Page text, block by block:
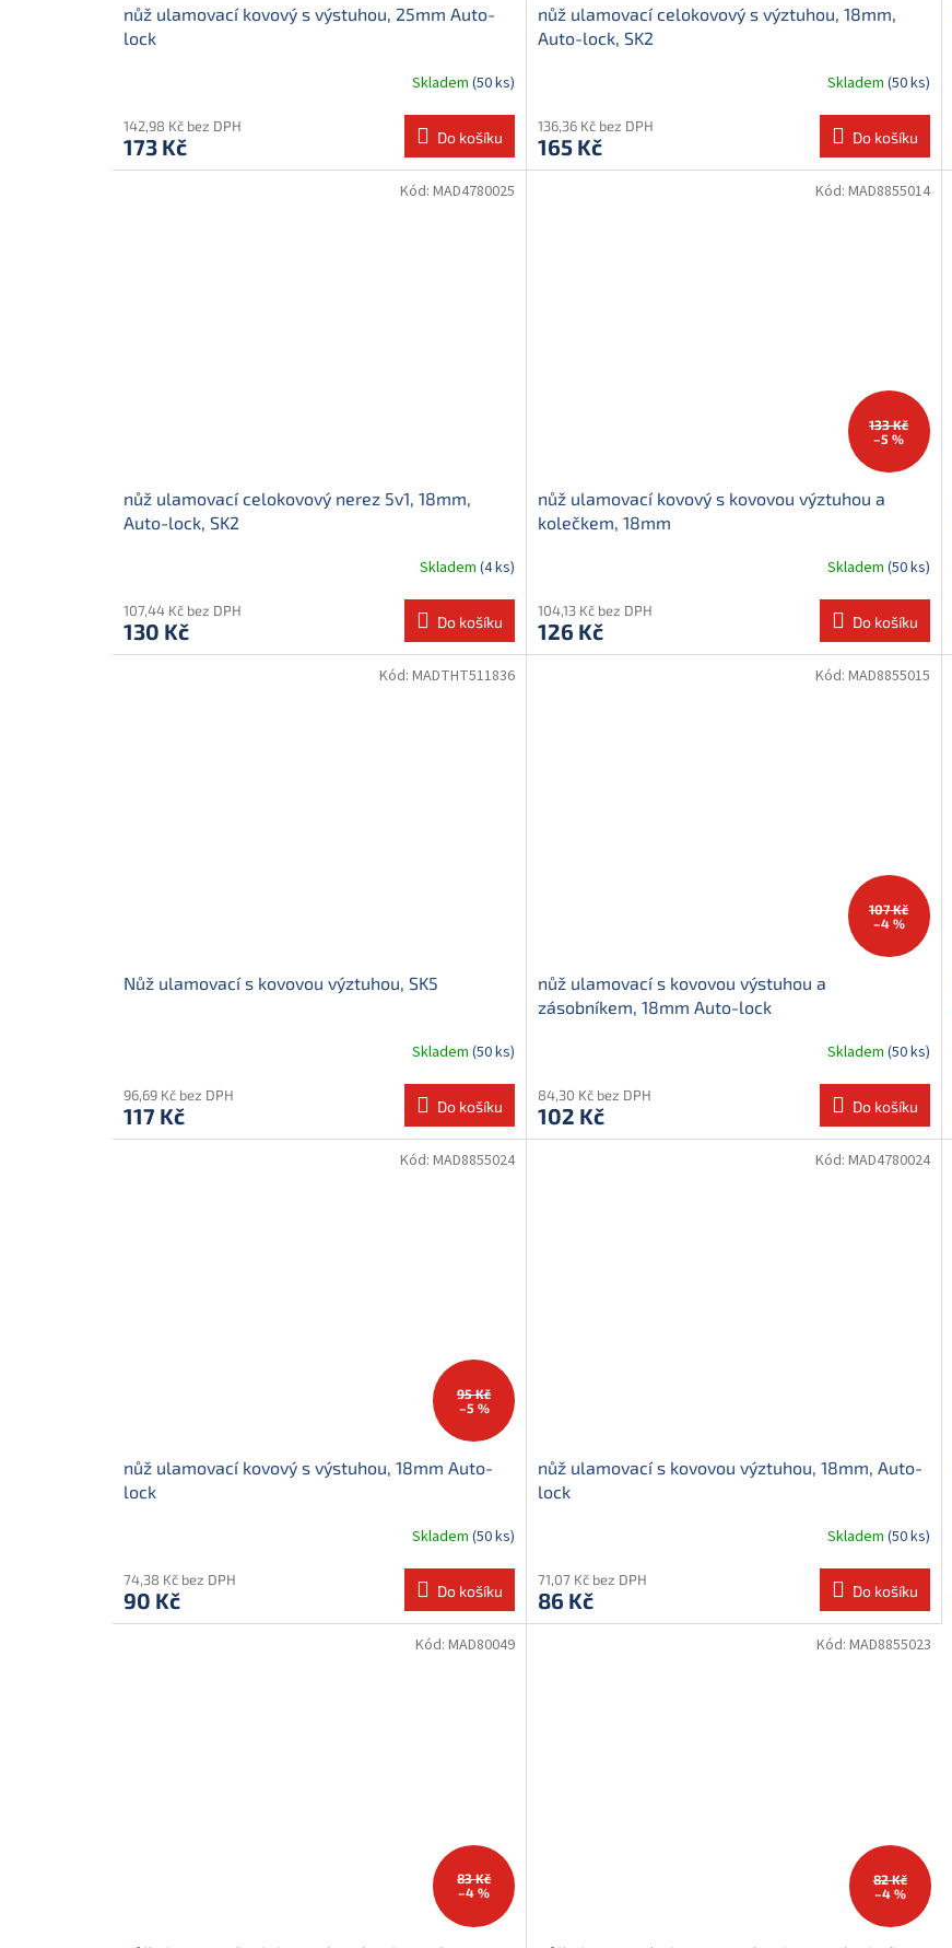
nůž ulamovací kovový s výstuhou, 25mm Auto-
lock
Skladem(50 ks)
142,98 Kč bez DPH
173 Kč Do košíku
nůž ulamovací celokovový s výztuhou, 18mm,
Auto-lock, SK2
Skladem (50 ks)
136,36 Kč bez DPH
165 Kč Do košíku
nůž ulamovací celokovový nerez 5v1, 18mm,
Auto-lock, SK2
Skladem(4 ks)
107,44 Kč bez DPH
130 Kč Do košíku
Kód:MAD4780025
133 Kč
–5 %
nůž ulamovací kovový s kovovou výztuhou a
kolečkem, 18mm
Skladem (50 ks)
104,13 Kč bez DPH
126 Kč Do košíku
Kód: MAD8855014
Nůž ulamovací s kovovou výztuhou, SK5
Skladem(50 ks)
96,69 Kč bez DPH
117 Kč Do košíku
Kód:MADTHT511836
107 Kč
–4 %
nůž ulamovací s kovovou výstuhou a
zásobníkem, 18mm Auto-lock
Skladem (50 ks)
84,30 Kč bez DPH
102 Kč Do košíku
Kód: MAD8855015
95 Kč
–5 %
nůž ulamovací kovový s výstuhou, 18mm Auto-
lock
Skladem(50 ks)
74,38 Kč bez DPH
90 Kč Do košíku
Kód:MAD8855024
nůž ulamovací s kovovou výztuhou, 18mm, Auto-
lock
Skladem (50 ks)
71,07 Kč bez DPH
86 Kč Do košíku
Kód: MAD4780024
83 Kč
–4 %
Kód:MAD80049
82 Kč
–4 %
Kód: MAD8855023